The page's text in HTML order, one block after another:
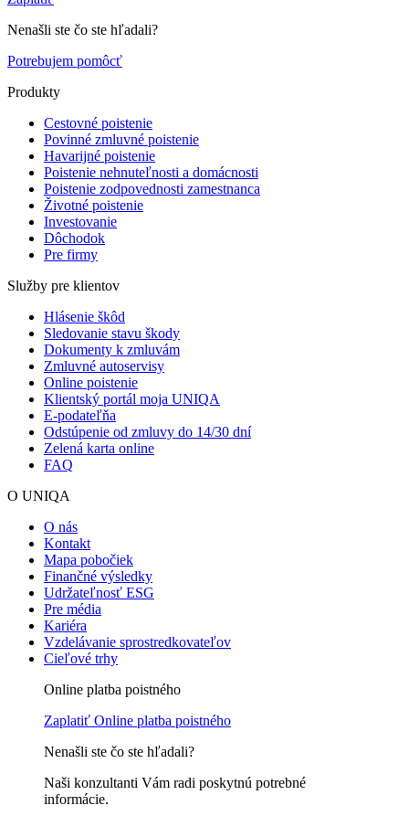
Nenašli ste čo ste hľadali?
Potrebujem pomôcť
Produkty
Cestovné poistenie
Povinné zmluvné poistenie
Havarijné poistenie
Poistenie nehnuteľnosti a domácnosti
Poistenie zodpovednosti zamestnanca
Životné poistenie
Investovanie
Dôchodok
Pre firmy
Služby pre klientov
Hlásenie škôd
Sledovanie stavu škody
Dokumenty k zmluvám
Zmluvné autoservisy
Online poistenie
Klientský portál moja UNIQA
E-podateľňa
Odstúpenie od zmluvy do 14/30 dní
Zelená karta online
FAQ
O UNIQA
O nás
Kontakt
Mapa pobočiek
Finančné výsledky
Udržateľnosť ESG
Pre média
Kariéra
Vzdelávanie sprostredkovateľov
Cieľové trhy
Online platba poistného
Zaplatiť Online platba poistného
Nenašli ste čo ste hľadali?
Naši konzultanti Vám radi poskytnú potrebné
informácie.